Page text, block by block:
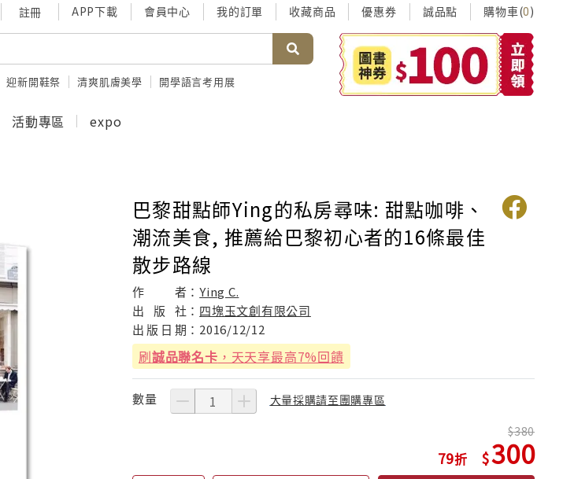
註冊 APP下載 會員中心 我的訂單 收藏商品 優惠券 誠品點 購物車(0)
迎新開鞋祭 清爽肌膚美學 開學語言考用展
活動專區 expo
巴黎甜點師Ying的私房尋味: 甜點咖啡、
潮流美食, 推薦給巴黎初心者的16條最佳
散步路線
作 者：Ying C.
出
版 社： 四塊玉文創有限公司
出 版 日 期： 2016/12/12
刷誠品聯名卡 ，天天享最高7%回饋
數量 大量採購請至團購專區
79
380
300